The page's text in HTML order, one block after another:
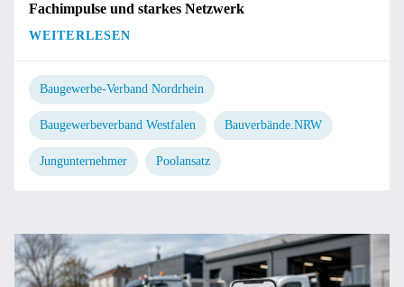
Fachimpulse und starkes Netzwerk
WEITERLESEN
Baugewerbe-Verband Nordrhein
Baugewerbeverband Westfalen Bauverbände.NRW
Jungunternehmer Poolansatz